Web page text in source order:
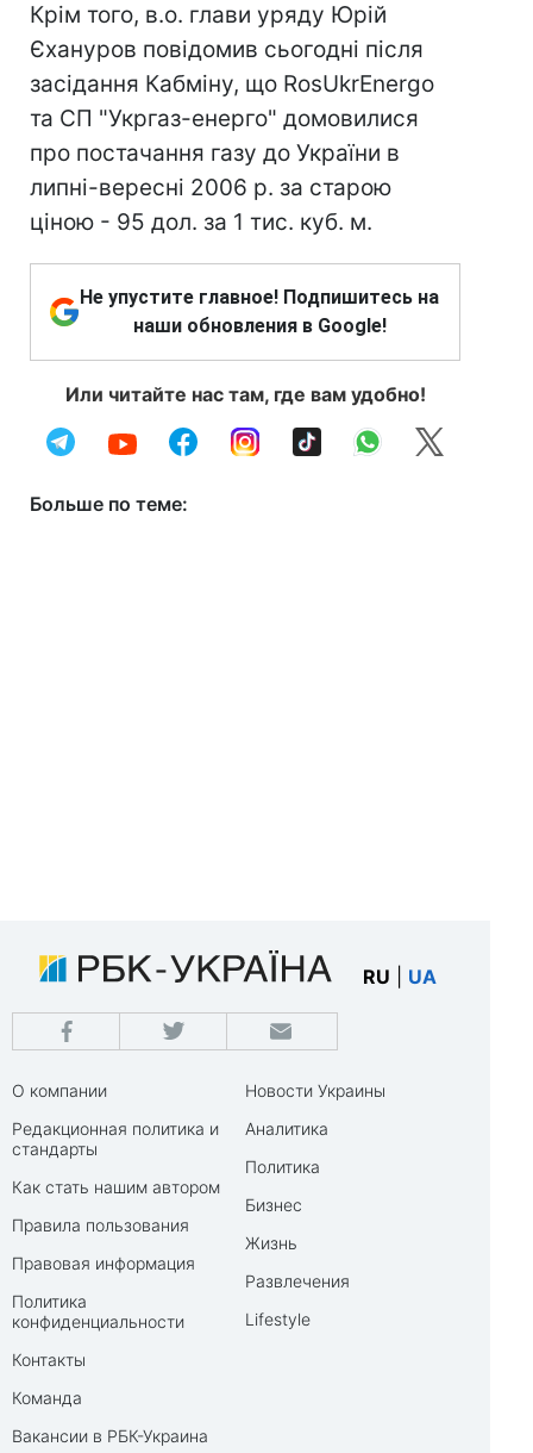
Крім того, в.о. глави уряду Юрій
Єхануров повідомив сьогодні після
засідання Кабміну, що RosUkrEnergo
та СП "Укргаз-енерго" домовилися
про постачання газу до України в
липні-вересні 2006 р. за старою
ціною - 95 дол. за 1 тис. куб. м.
Не упустите главное! Подпишитесь на
наши обновления в Google!
Или читайте нас там, где вам удобно!
Больше по теме:
RU UA
О компании
Редакционная политика и
стандарты
Как стать нашим автором
Правила пользования
Правовая информация
Политика
конфиденциальности
Контакты
Команда
Вакансии в РБК-Украина
Новости Украины
Аналитика
Политика
Бизнес
Жизнь
Развлечения
Lifestyle